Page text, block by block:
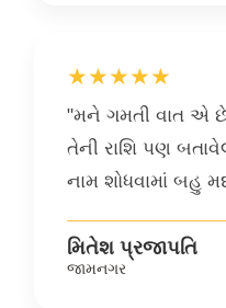
★★★★★
"મને ગમતી વાત એ
તેની રાશિ પણ
નામ શોધવામાં બહુ
મિતેશ પ્રજાપતિ
જામનગર